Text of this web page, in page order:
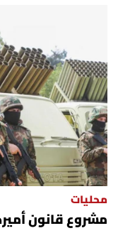
فيديو
من نحن
للتواصل معنا
شروط الاستخدام
شروط الإشتراك
محليات
مشروع قانون